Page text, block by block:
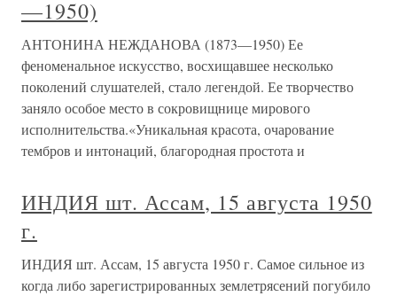
—1950)
АНТОНИНА НЕЖДАНОВА (1873—1950) Ее
феноменальное искусство, восхищавшее несколько
поколений слушателей, стало легендой. Ее творчество
заняло особое место в сокровищнице мирового
исполнительства.«Уникальная красота, очарование
тембров и интонаций, благородная простота и
ИНДИЯ шт. Ассам, 15 августа 1950
г.
ИНДИЯ шт. Ассам, 15 августа 1950 г. Самое сильное из
когда либо зарегистрированных землетрясений погубило